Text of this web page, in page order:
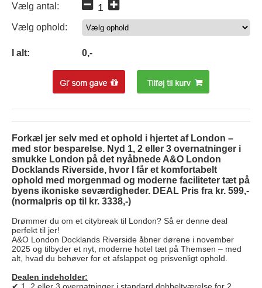
Vælg antal:
Vælg ophold:
I alt: 0,-
Forkæl jer selv med et ophold i hjertet af London –
med stor besparelse. Nyd 1, 2 eller 3 overnatninger i
smukke London på det nyåbnede A&O London
Docklands Riverside, hvor I får et komfortabelt
ophold med morgenmad og moderne faciliteter tæt på
byens ikoniske seværdigheder. DEAL Pris fra kr. 599,-
(normalpris op til kr. 3338,-)
Drømmer du om et citybreak til London? Så er denne deal
perfekt til jer!
A&O London Docklands Riverside åbner dørene i november
2025 og tilbyder et nyt, moderne hotel tæt på Themsen – med
alt, hvad du behøver for et afslappet og prisvenligt ophold.
Dealen indeholder: